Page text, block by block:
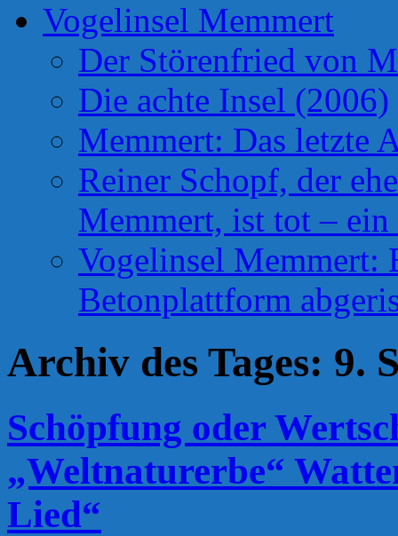
Vogelinsel Memmert
Der Störenfried von
Die achte Insel (2006)
Memmert: Das letzte
Reiner Schopf, der
Memmert, ist tot –
Vogelinsel Memmert:
Betonplattform
Archiv des Tages: 9.
Schöpfung oder
„Weltnaturerbe“
Lied“